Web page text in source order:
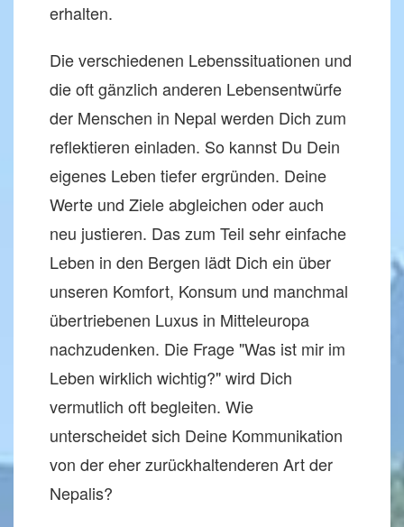
erhalten.
Die verschiedenen Lebenssituationen und
die oft gänzlich anderen Lebensentwürfe
der Menschen in Nepal werden Dich zum
reflektieren einladen. So kannst Du Dein
eigenes Leben tiefer ergründen. Deine
Werte und Ziele abgleichen oder auch
neu justieren. Das zum Teil sehr einfache
Leben in den Bergen lädt Dich ein über
unseren Komfort, Konsum und manchmal
übertriebenen Luxus in Mitteleuropa
nachzudenken. Die Frage "Was ist mir im
Leben wirklich wichtig?" wird Dich
vermutlich oft begleiten. Wie
unterscheidet sich Deine Kommunikation
von der eher zurückhaltenderen Art der
Nepalis?